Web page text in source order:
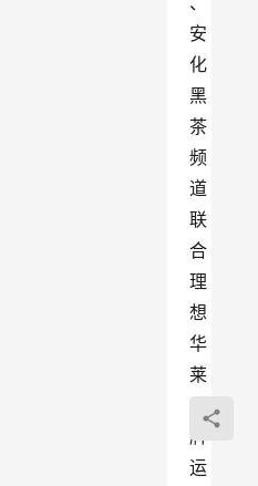
安
化
黑
茶
频
道
联
合
理
想
华
莱
品
牌
运